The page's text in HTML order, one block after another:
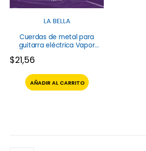
LA BELLA
Cuerdas de metal para
guitarra eléctrica Vapor
$21,56
AÑADIR AL CARRITO